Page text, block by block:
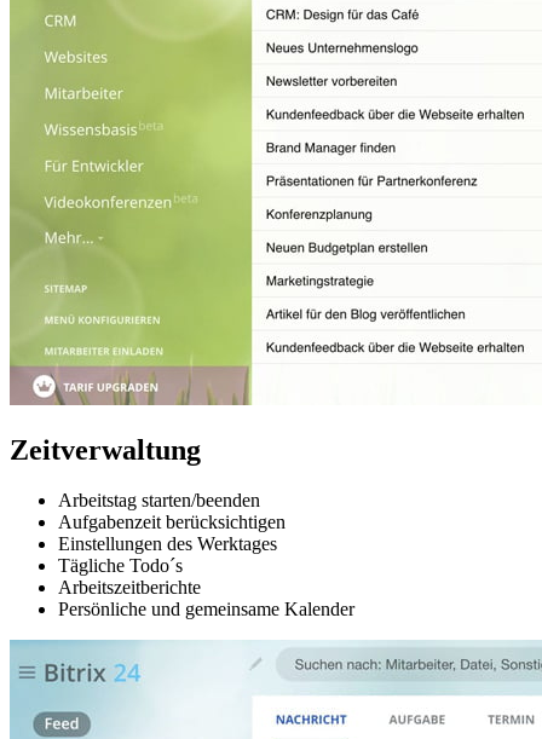
Zeitverwaltung
Arbeitstag starten/beenden
Aufgabenzeit berücksichtigen
Einstellungen des Werktages
Tägliche Todo´s
Arbeitszeitberichte
Persönliche und gemeinsame Kalender